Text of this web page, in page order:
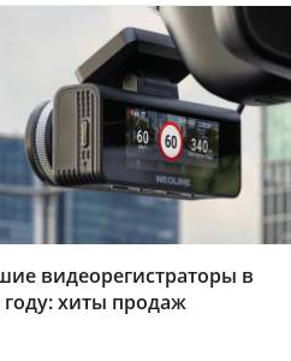
видеорегистраторы в
году: хиты продаж